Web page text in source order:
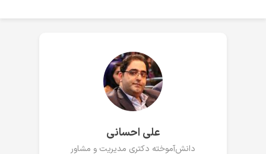
علی احسانی
دانش‌آموخته دکتری مدیریت و مشاور